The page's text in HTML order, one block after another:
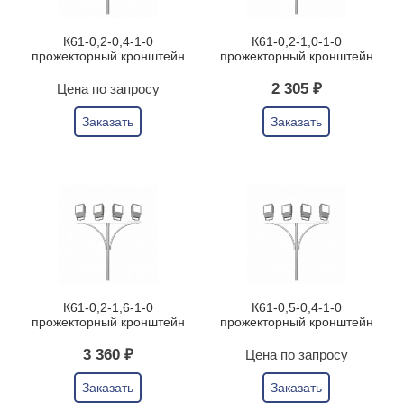
К61-0,2-0,4-1-0
прожекторный кронштейн
Цена по запросу
Заказать
К61-0,2-1,0-1-0
прожекторный кронштейн
2 305 ₽
Заказать
К61-0,2-1,6-1-0
прожекторный кронштейн
3 360 ₽
Заказать
К61-0,5-0,4-1-0
прожекторный кронштейн
Цена по запросу
Заказать